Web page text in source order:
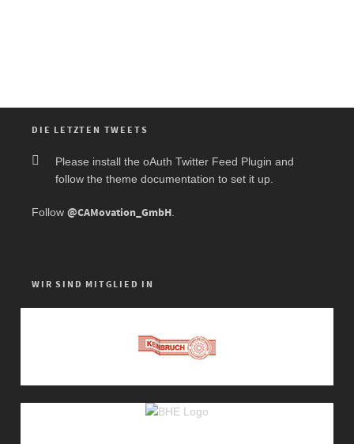
DIE LETZTEN TWEETS
Please install the oAuth Twitter Feed Plugin and
follow the theme documentation to set it up.
Follow @CAMovation_GmbH
WIR SIND MITGLIED IN